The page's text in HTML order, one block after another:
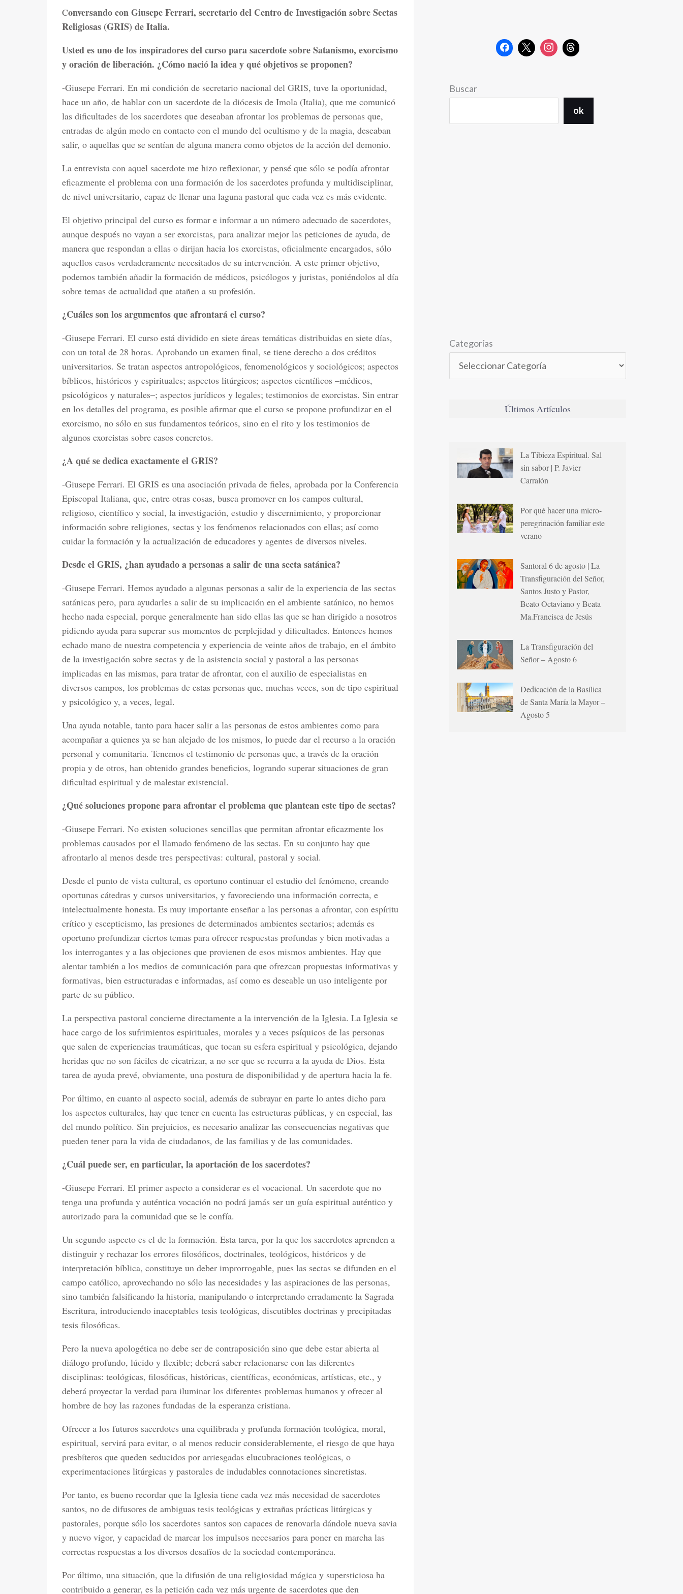
Conversando con Giusepe Ferrari, secretario del Centro de Investigación sobre Sectas
Religiosas (GRIS) de Italia.
Usted es uno de los inspiradores del curso para sacerdote sobre Satanismo, exorcismo
y oración de liberación. ¿Cómo nació la idea y qué objetivos se proponen?
-Giusepe Ferrari. En mi condición de secretario nacional del GRIS, tuve la oportunidad,
hace un año, de hablar con un sacerdote de la diócesis de Imola (Italia), que me comunicó
las dificultades de los sacerdotes que deseaban afrontar los problemas de personas que,
entradas de algún modo en contacto con el mundo del ocultismo y de la magia, deseaban
salir, o aquellas que se sentían de alguna manera como objetos de la acción del demonio.
La entrevista con aquel sacerdote me hizo reflexionar, y pensé que sólo se podía afrontar
eficazmente el problema con una formación de los sacerdotes profunda y multidisciplinar,
de nivel universitario, capaz de llenar una laguna pastoral que cada vez es más evidente.
El objetivo principal del curso es formar e informar a un número adecuado de sacerdotes,
aunque después no vayan a ser exorcistas, para analizar mejor las peticiones de ayuda, de
manera que respondan a ellas o dirijan hacia los exorcistas, oficialmente encargados, sólo
aquellos casos verdaderamente necesitados de su intervención. A este primer objetivo,
podemos también añadir la formación de médicos, psicólogos y juristas, poniéndolos al día
sobre temas de actualidad que atañen a su profesión.
¿Cuáles son los argumentos que afrontará el curso?
-Giusepe Ferrari. El curso está dividido en siete áreas temáticas distribuidas en siete días,
con un total de 28 horas. Aprobando un examen final, se tiene derecho a dos créditos
universitarios. Se tratan aspectos antropológicos, fenomenológicos y sociológicos; aspectos
bíblicos, históricos y espirituales; aspectos litúrgicos; aspectos científicos –médicos,
psicológicos y naturales–; aspectos jurídicos y legales; testimonios de exorcistas. Sin entrar
en los detalles del programa, es posible afirmar que el curso se propone profundizar en el
exorcismo, no sólo en sus fundamentos teóricos, sino en el rito y los testimonios de
algunos exorcistas sobre casos concretos.
¿A qué se dedica exactamente el GRIS?
-Giusepe Ferrari. El GRIS es una asociación privada de fieles, aprobada por la Conferencia
Episcopal Italiana, que, entre otras cosas, busca promover en los campos cultural,
religioso, científico y social, la investigación, estudio y discernimiento, y proporcionar
información sobre religiones, sectas y los fenómenos relacionados con ellas; así como
cuidar la formación y la actualización de educadores y agentes de diversos niveles.
Desde el GRIS, ¿han ayudado a personas a salir de una secta satánica?
-Giusepe Ferrari. Hemos ayudado a algunas personas a salir de la experiencia de las sectas
satánicas pero, para ayudarles a salir de su implicación en el ambiente satánico, no hemos
hecho nada especial, porque generalmente han sido ellas las que se han dirigido a nosotros
pidiendo ayuda para superar sus momentos de perplejidad y dificultades. Entonces hemos
echado mano de nuestra competencia y experiencia de veinte años de trabajo, en el ámbito
de la investigación sobre sectas y de la asistencia social y pastoral a las personas
implicadas en las mismas, para tratar de afrontar, con el auxilio de especialistas en
diversos campos, los problemas de estas personas que, muchas veces, son de tipo espiritual
y psicológico y, a veces, legal.
Una ayuda notable, tanto para hacer salir a las personas de estos ambientes como para
acompañar a quienes ya se han alejado de los mismos, lo puede dar el recurso a la oración
personal y comunitaria. Tenemos el testimonio de personas que, a través de la oración
propia y de otros, han obtenido grandes beneficios, logrando superar situaciones de gran
dificultad espiritual y de malestar existencial.
¿Qué soluciones propone para afrontar el problema que plantean este tipo de sectas?
-Giusepe Ferrari. No existen soluciones sencillas que permitan afrontar eficazmente los
problemas causados por el llamado fenómeno de las sectas. En su conjunto hay que
afrontarlo al menos desde tres perspectivas: cultural, pastoral y social.
Desde el punto de vista cultural, es oportuno continuar el estudio del fenómeno, creando
oportunas cátedras y cursos universitarios, y favoreciendo una información correcta, e
intelectualmente honesta. Es muy importante enseñar a las personas a afrontar, con espíritu
crítico y escepticismo, las presiones de determinados ambientes sectarios; además es
oportuno profundizar ciertos temas para ofrecer respuestas profundas y bien motivadas a
los interrogantes y a las objeciones que provienen de esos mismos ambientes. Hay que
alentar también a los medios de comunicación para que ofrezcan propuestas informativas y
formativas, bien estructuradas e informadas, así como es deseable un uso inteligente por
parte de su público.
La perspectiva pastoral concierne directamente a la intervención de la Iglesia. La Iglesia se
hace cargo de los sufrimientos espirituales, morales y a veces psíquicos de las personas
que salen de experiencias traumáticas, que tocan su esfera espiritual y psicológica, dejando
heridas que no son fáciles de cicatrizar, a no ser que se recurra a la ayuda de Dios. Esta
tarea de ayuda prevé, obviamente, una postura de disponibilidad y de apertura hacia la fe.
Por último, en cuanto al aspecto social, además de subrayar en parte lo antes dicho para
los aspectos culturales, hay que tener en cuenta las estructuras públicas, y en especial, las
del mundo político. Sin prejuicios, es necesario analizar las consecuencias negativas que
pueden tener para la vida de ciudadanos, de las familias y de las comunidades.
¿Cuál puede ser, en particular, la aportación de los sacerdotes?
-Giusepe Ferrari. El primer aspecto a considerar es el vocacional. Un sacerdote que no
tenga una profunda y auténtica vocación no podrá jamás ser un guía espiritual auténtico y
autorizado para la comunidad que se le confía.
Un segundo aspecto es el de la formación. Esta tarea, por la que los sacerdotes aprenden a
distinguir y rechazar los errores filosóficos, doctrinales, teológicos, históricos y de
interpretación bíblica, constituye un deber improrrogable, pues las sectas se difunden en el
campo católico, aprovechando no sólo las necesidades y las aspiraciones de las personas,
sino también falsificando la historia, manipulando o interpretando erradamente la Sagrada
Escritura, introduciendo inaceptables tesis teológicas, discutibles doctrinas y precipitadas
tesis filosóficas.
Pero la nueva apologética no debe ser de contraposición sino que debe estar abierta al
diálogo profundo, lúcido y flexible; deberá saber relacionarse con las diferentes
disciplinas: teológicas, filosóficas, históricas, científicas, económicas, artísticas, etc., y
deberá proyectar la verdad para iluminar los diferentes problemas humanos y ofrecer al
hombre de hoy las razones fundadas de la esperanza cristiana.
Ofrecer a los futuros sacerdotes una equilibrada y profunda formación teológica, moral,
espiritual, servirá para evitar, o al menos reducir considerablemente, el riesgo de que haya
presbíteros que queden seducidos por arriesgadas elucubraciones teológicas, o
experimentaciones litúrgicas y pastorales de indudables connotaciones sincretistas.
Por tanto, es bueno recordar que la Iglesia tiene cada vez más necesidad de sacerdotes
santos, no de difusores de ambiguas tesis teológicas y extrañas prácticas litúrgicas y
pastorales, porque sólo los sacerdotes santos son capaces de renovarla dándole nueva savia
y nuevo vigor, y capacidad de marcar los impulsos necesarios para poner en marcha las
correctas respuestas a los diversos desafíos de la sociedad contemporánea.
Por último, una situación, que la difusión de una religiosidad mágica y supersticiosa ha
contribuido a generar, es la petición cada vez más urgente de sacerdotes que den
Buscar
ok
Categorías
Últimos Artículos
La Tibieza Espiritual. Sal
sin sabor | P. Javier
Carralón
Por qué hacer una micro-
peregrinación familiar este
verano
Santoral 6 de agosto | La
Transfiguración del Señor,
Santos Justo y Pastor,
Beato Octaviano y Beata
Ma.Francisca de Jesús
La Transfiguración del
Señor – Agosto 6
Dedicación de la Basílica
de Santa María la Mayor –
Agosto 5